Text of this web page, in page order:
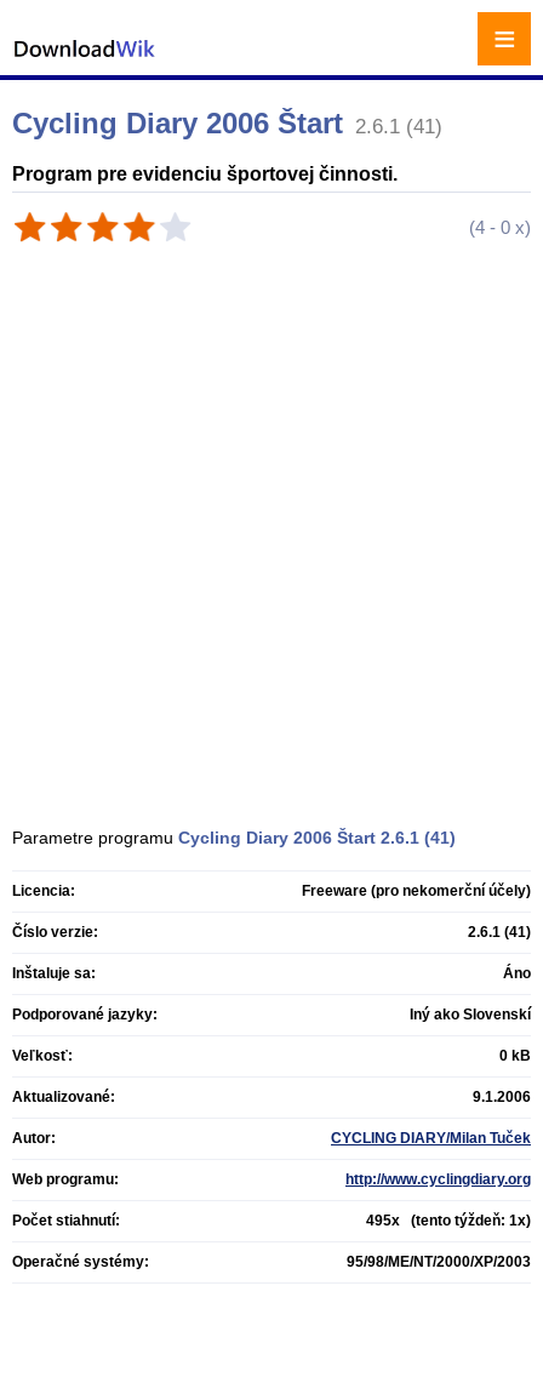
Cycling Diary 2006 Štart 2.6.1 (41)
Program pre evidenciu športovej činnosti.
(4 - 0 x)
Parametre programu Cycling Diary 2006 Štart 2.6.1 (41)
Licencia: Freeware (pro nekomerční účely)
Číslo verzie: 2.6.1 (41)
Inštaluje sa: Áno
Podporované jazyky: Iný ako Slovenskí
Veľkosť: 0 kB
Aktualizované: 9.1.2006
Autor: CYCLING DIARY/Milan Tuček
Web programu: http://www.cyclingdiary.org
Počet stiahnutí: 495x (tento týždeň: 1x)
Operačné systémy: 95/98/ME/NT/2000/XP/2003
≡